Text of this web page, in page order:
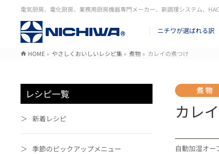
電気厨房、電化厨房、業務用厨房機器専門メーカー、新調理システム、
ニチワが選ばれる訳
HOME » やさしくおいしいレシピ集 » 煮物 » カレイの煮つけ
カレ
自動加湿オ
レシピ一覧
新着レシピ
季節のピックアップメニュー